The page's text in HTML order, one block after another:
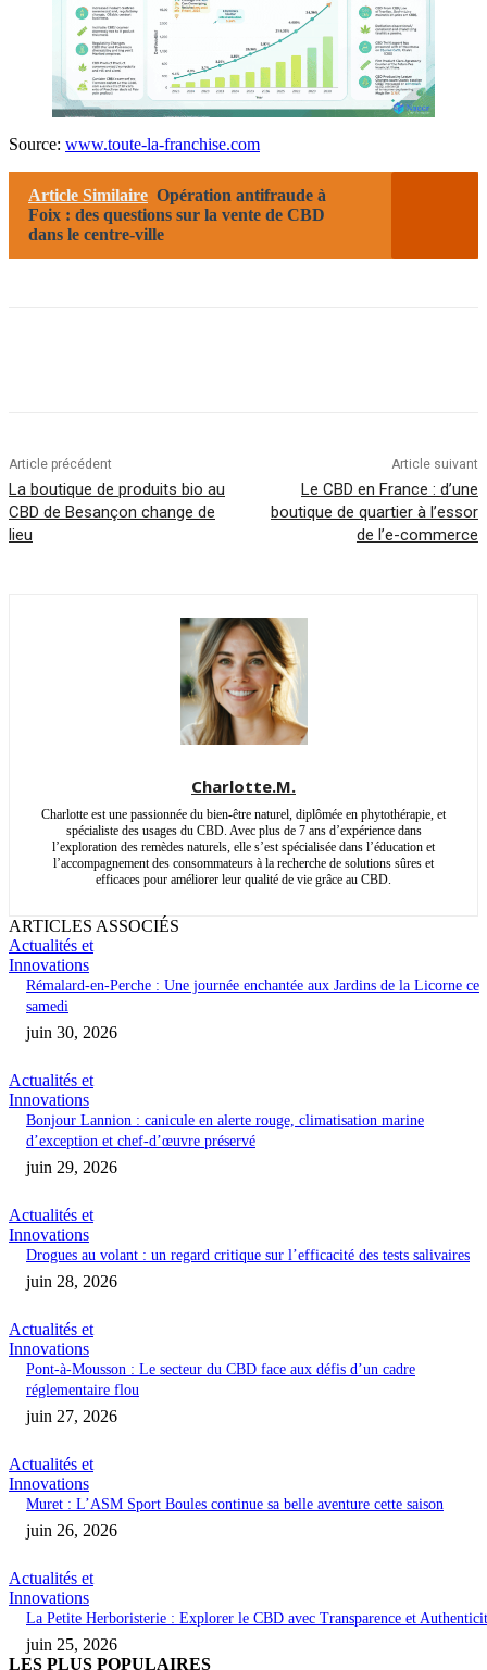
Source: www.toute-la-franchise.com
Article Similaire Opération antifraude à
Foix : des questions sur la vente de CBD
dans le centre-ville
Article précédent
La boutique de produits bio au
CBD de Besançon change de
lieu
Article suivant
Le CBD en France : d’une
boutique de quartier à l’essor
de l’e-commerce
Charlotte.M.
Charlotte est une passionnée du bien-être naturel, diplômée en phytothérapie, et
spécialiste des usages du CBD. Avec plus de 7 ans d’expérience dans
l’exploration des remèdes naturels, elle s’est spécialisée dans l’éducation et
l’accompagnement des consommateurs à la recherche de solutions sûres et
efficaces pour améliorer leur qualité de vie grâce au CBD.
ARTICLES ASSOCIÉS
Actualités et
Innovations
Rémalard-en-Perche : Une journée enchantée aux Jardins de la Licorne ce
samedi
juin 30, 2026
Actualités et
Innovations
Bonjour Lannion : canicule en alerte rouge, climatisation marine
d’exception et chef-d’œuvre préservé
juin 29, 2026
Actualités et
Innovations
Drogues au volant : un regard critique sur l’efficacité des tests salivaires
juin 28, 2026
Actualités et
Innovations
Pont-à-Mousson : Le secteur du CBD face aux défis d’un cadre
réglementaire flou
juin 27, 2026
Actualités et
Innovations
Muret : L’ASM Sport Boules continue sa belle aventure cette saison
juin 26, 2026
Actualités et
Innovations
La Petite Herboristerie : Explorer le CBD avec Transparence et
juin 25, 2026
LES PLUS POPULAIRES